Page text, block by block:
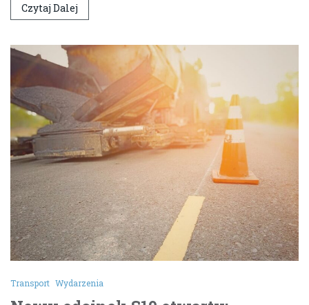
Czytaj Dalej
Transport Wydarzenia